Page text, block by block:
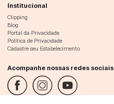
Institucional
Clipping
Blog
Portal da Privacidade
Política de Privacidade
Cadastre seu Estabelecimento
Acompanhe nossas redes sociais